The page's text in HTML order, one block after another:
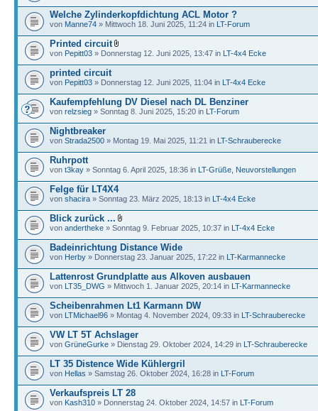
Welche Zylinderkopfdichtung ACL Motor ?
von Manne74 » Mittwoch 18. Juni 2025, 11:24 in LT-Forum
Printed circuit
von Pepitt03 » Donnerstag 12. Juni 2025, 13:47 in LT-4x4 Ecke
printed circuit
von Pepitt03 » Donnerstag 12. Juni 2025, 11:04 in LT-4x4 Ecke
Kaufempfehlung DV Diesel nach DL Benziner
von relzsieg » Sonntag 8. Juni 2025, 15:20 in LT-Forum
Nightbreaker
von Strada2500 » Montag 19. Mai 2025, 11:21 in LT-Schrauberecke
Ruhrpott
von t3kay » Sonntag 6. April 2025, 18:36 in LT-Grüße, Neuvorstellungen
Felge für LT4X4
von shacira » Sonntag 23. März 2025, 18:13 in LT-4x4 Ecke
Blick zurück ...
von andertheke » Sonntag 9. Februar 2025, 10:37 in LT-4x4 Ecke
Badeinrichtung Distance Wide
von Herby » Donnerstag 23. Januar 2025, 17:22 in LT-Karmannecke
Lattenrost Grundplatte aus Alkoven ausbauen
von LT35_DWG » Mittwoch 1. Januar 2025, 20:14 in LT-Karmannecke
Scheibenrahmen Lt1 Karmann DW
von LTMichael96 » Montag 4. November 2024, 09:33 in LT-Schrauberecke
VW LT 5T Achslager
von GrüneGurke » Dienstag 29. Oktober 2024, 14:29 in LT-Schrauberecke
LT 35 Distence Wide Kühlergril
von Hellas » Samstag 26. Oktober 2024, 16:28 in LT-Forum
Verkaufspreis LT 28
von Kash310 » Donnerstag 24. Oktober 2024, 14:57 in LT-Forum